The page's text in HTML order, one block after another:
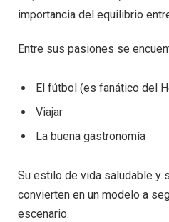
importancia del equilibrio
Entre sus pasiones se
El fútbol (es fanático del
Viajar
La buena gastronomía
Su estilo de vida saludable y
convierten en un modelo a
escenario.